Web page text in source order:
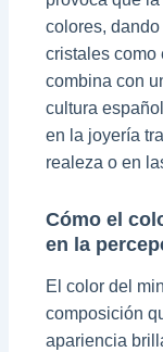
colores,
cristales como
combina con
cultura
en la joyería
realeza o en
Cómo el
en la
El color del
composición
apariencia